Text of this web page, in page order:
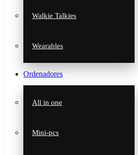
Walkie Talkies
Wearables
Ordenadores
All in one
Mini-pcs